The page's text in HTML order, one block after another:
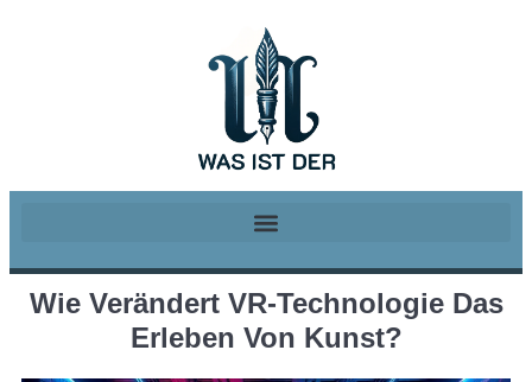
Wie Verändert VR-Technologie Das
Erleben Von Kunst?